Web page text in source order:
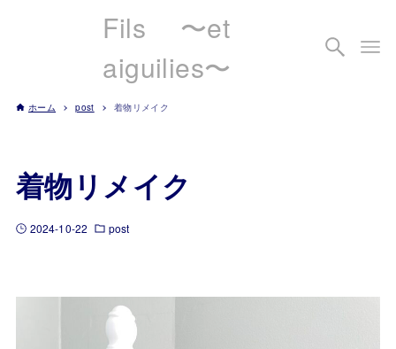
Fils 〜et
aiguilies〜
ホーム post 着物リメイク
着物リメイク
2024-10-22 post